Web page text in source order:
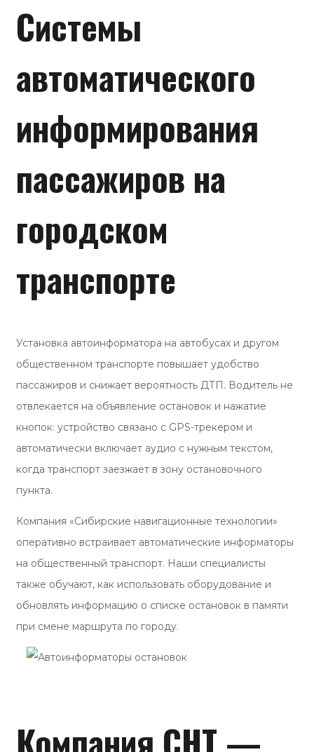
Системы
автоматического
информирования
пассажиров на
городском
транспорте
Установка автоинформатора на автобусах и другом
общественном транспорте повышает удобство
пассажиров и снижает вероятность ДТП. Водитель не
отвлекается на объявление остановок и нажатие
кнопок: устройство связано с GPS-трекером и
автоматически включает аудио с нужным текстом,
когда транспорт заезжает в зону остановочного
пункта.
Компания «Сибирские навигационные технологии»
оперативно встраивает автоматические информаторы
на общественный транспорт. Наши специалисты
также обучают, как использовать оборудование и
обновлять информацию о списке остановок в памяти
при смене маршрута по городу.
Компания СНТ —